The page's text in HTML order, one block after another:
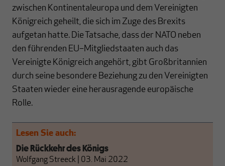
zwischen Kontinentaleuropa und dem Vereinigten
Königreich geheilt, die sich im Zuge des Brexits
aufgetan hatte. Die Tatsache, dass der NATO neben
den führenden EU–Mitgliedstaaten auch das
Vereinigte Königreich angehört, gibt Großbritannien
durch seine besondere Beziehung zu den Vereinigten
Staaten wieder eine herausragende europäische
Rolle.
Lesen Sie auch:
Die Rückkehr des Königs
Wolfgang Streeck 03. Mai 2022